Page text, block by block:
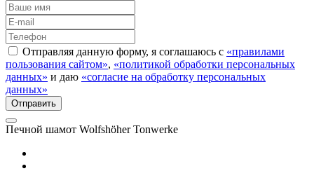
Отправляя данную форму, я соглашаюсь с «правилами
пользования сайтом», «политикой обработки персональных
данных» и даю «согласие на обработку персональных
данных»
Печной шамот Wolfshöher Tonwerke